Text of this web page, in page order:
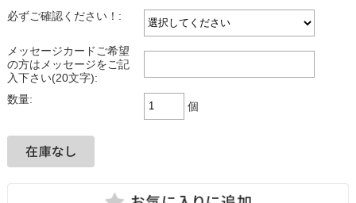
必ずご確認ください！:
メッセージカードご希望
の方はメッセージをご記
入下さい(20文字):
数量:
個